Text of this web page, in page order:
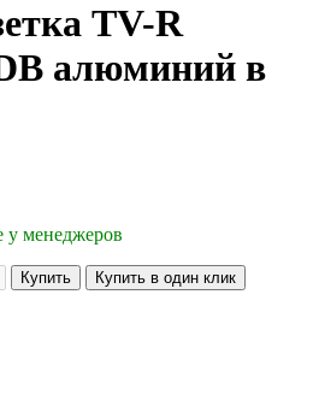
TV-R
алюминий в
у менеджеров